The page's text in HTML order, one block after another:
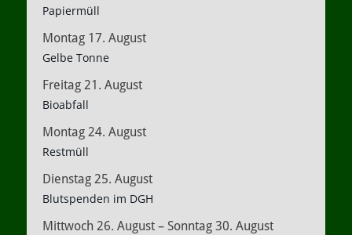
Papiermüll
Montag 17. August
Gelbe Tonne
Freitag 21. August
Bioabfall
Montag 24. August
Restmüll
Dienstag 25. August
Blutspenden im DGH
Mittwoch 26. August – Sonntag 30. August